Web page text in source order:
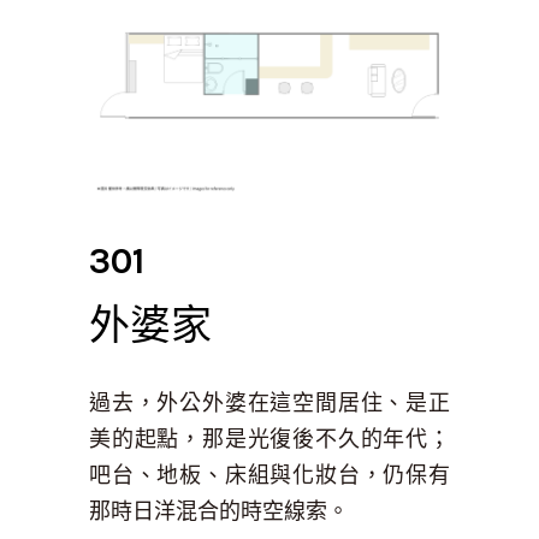
301
外婆家
過去，外公外婆在這空間居住、是正
美的起點，那是光復後不久的年代；
吧台、地板、床組與化妝台，仍保有
那時日洋混合的時空線索。